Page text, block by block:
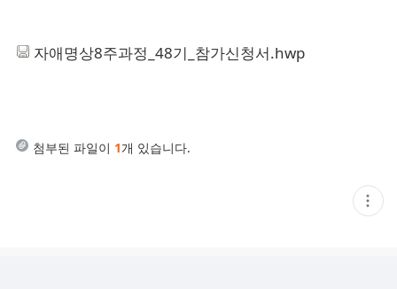
자애명상8주과정_48기_참가신청서.hwp
첨부된 파일이 1개 있습니다.
현
재